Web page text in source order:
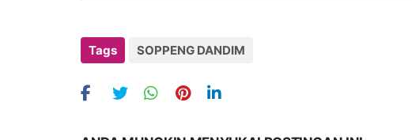
Tags SOPPENG DANDIM